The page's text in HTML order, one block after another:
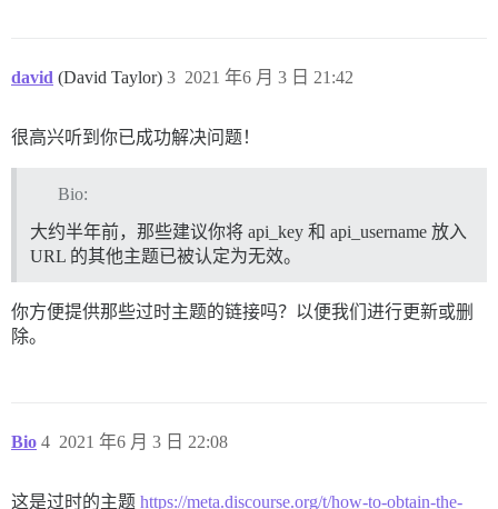
david (David Taylor) 2021 年6 月 3 日 21:42
3
很高兴听到你已成功解决问题！
Bio:
大约半年前，那些建议你将 api_key 和 api_username 放入
URL 的其他主题已被认定为无效。
你方便提供那些过时主题的链接吗？以便我们进行更新或删
除。
Bio 2021 年6 月 3 日 22:08
4
这是过时的主题 https://meta.discourse.org/t/how-to-obtain-the-